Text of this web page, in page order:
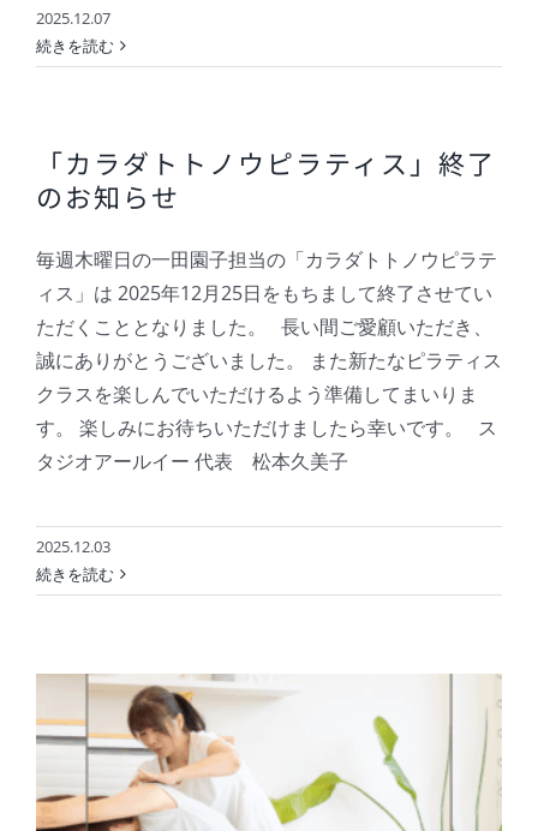
2025.12.07
続きを読む
「カラダトトノウピラティス」終了
のお知らせ
毎週木曜日の一田園子担当の「カラダトトノウピラテ
ィス」は 2025年12月25日をもちまして終了させてい
ただくこととなりました。 長い間ご愛顧いただき、
誠にありがとうございました。 また新たなピラティス
クラスを楽しんでいただけるよう準備してまいりま
す。 楽しみにお待ちいただけましたら幸いです。 ス
タジオアールイー 代表 松本久美子
2025.12.03
続きを読む